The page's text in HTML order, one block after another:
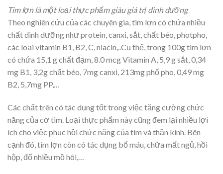
Tim lợn là một loại thực phẩm giàu giá trị dinh dưỡng
Theo nghiên cứu của các chuyên gia, tim lợn có chứa nhiều
chất dinh dưỡng như protein, canxi, sắt, chất béo, photpho,
các loại vitamin B1, B2, C, niacin,..Cụ thể, trong 100g tim lợn
có chứa 15,1 g chất đạm, 8.0 mcg Vitamin A, 5,9 g sắt, 0,34
mg B1, 3,2g chất béo, 7mg canxi, 213mg phố pho, 0,49 mg
B2, 5,7mg PP,…
Các chất trên có tác dụng tốt trong việc tăng cường chức
năng của cơ tim. Loại thực phẩm này cũng đem lại nhiều lợi
ích cho việc phục hồi chức năng của tim và thần kinh. Bên
cạnh đó, tim lợn còn có tác dụng bổ máu, chữa mất ngủ, hồi
hộp, đổ nhiều mồ hôi,…